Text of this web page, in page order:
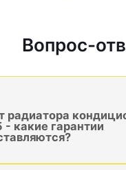
Вопрос-
радиатора
- какие гарантии